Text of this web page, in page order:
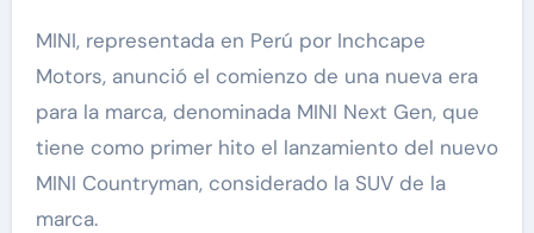
MINI, representada en Perú por Inchcape
Motors, anunció el comienzo de una nueva era
para la marca, denominada MINI Next Gen, que
tiene como primer hito el lanzamiento del nuevo
MINI Countryman, considerado la SUV de la
marca.